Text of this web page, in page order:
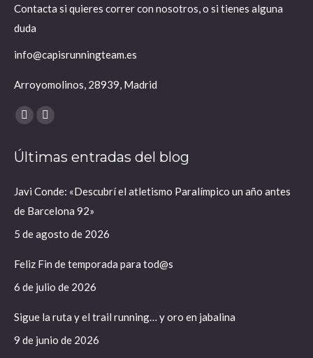
Contacta si quieres correr con nosotros, o si tienes alguna
duda
info@capisrunningteam.es
Arroyomolinos, 28939, Madrid
Encuéntranos en:
X
se
en
una
ventana
Instagram
se
en
una
ventana
Últimas entradas del blog
Javi Conde: «Descubrí el atletismo Paralímpico un año antes
de Barcelona 92»
5 de agosto de 2026
Feliz Fin de temporada para tod@s
6 de julio de 2026
Sigue la ruta y el trail running… y oro en jabalina
9 de junio de 2026